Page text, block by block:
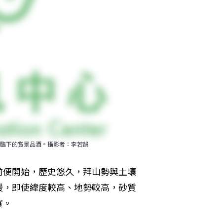
下的賞景品酒。攝影者：李若韻
開始，歷史悠久，拜山勢與土壤
即使緯度較高、地勢較高，砂質